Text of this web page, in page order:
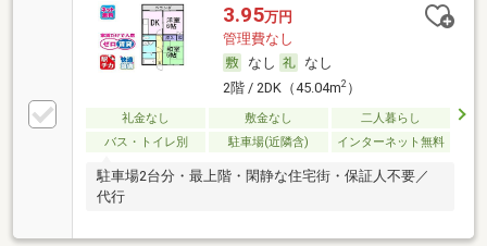
3.95万円
管理費なし
なし
なし
2階 / 2DK（45.04m2）
礼金なし 敷金なし
二人暮らし
バス・トイレ別
駐車場(近隣含) インターネット無料
駐車場2台分・最上階・閑静な住宅街・保証人不要／
代行